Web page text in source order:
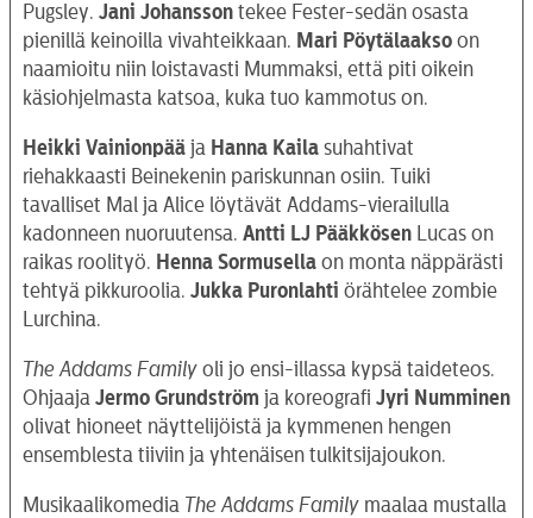
Pugsley. Jani Johansson tekee Fester-sedän osasta
pienillä keinoilla vivahteikkaan. Mari Pöytälaakso on
naamioitu niin loistavasti Mummaksi, että piti oikein
käsiohjelmasta katsoa, kuka tuo kammotus on.
Heikki Vainionpää ja Hanna Kaila suhahtivat
riehakkaasti Beinekenin pariskunnan osiin. Tuiki
tavalliset Mal ja Alice löytävät Addams-vierailulla
kadonneen nuoruutensa. Antti LJ Pääkkösen Lucas on
raikas roolityö. Henna Sormusella on monta näppärästi
tehtyä pikkuroolia. Jukka Puronlahti örähtelee zombie
Lurchina.
The Addams Family oli jo ensi-illassa kypsä taideteos.
Ohjaaja Jermo Grundström ja koreografi Jyri Numminen
olivat hioneet näyttelijöistä ja kymmenen hengen
ensemblesta tiiviin ja yhtenäisen tulkitsijajoukon.
Musikaalikomedia The Addams Family maalaa mustalla